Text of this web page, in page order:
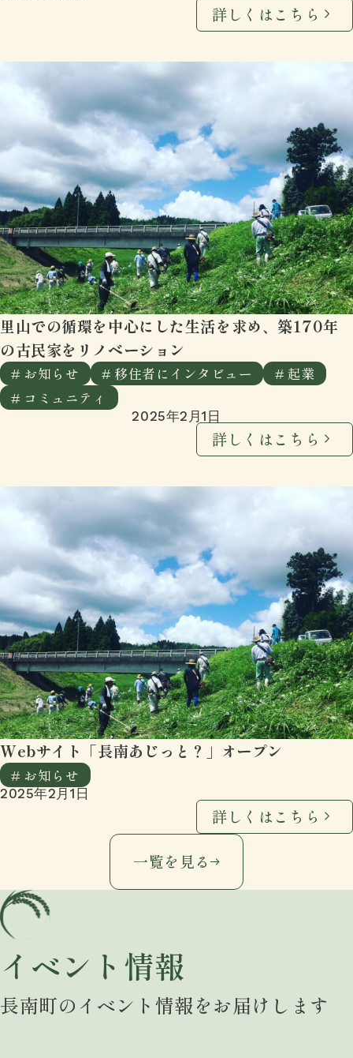
詳しくはこちら
里山での循環を中心にした生活を求め、築170年
の古民家をリノベーション
# お知らせ # 移住者にインタビュー
# 起業
# コミュニティ
2025年2月1日
詳しくはこちら
Webサイト「長南あじっと？」オープン
# お知らせ
2025年2月1日
詳しくはこちら
一覧を見る
イベント情報
長南町のイベント情報をお届けします